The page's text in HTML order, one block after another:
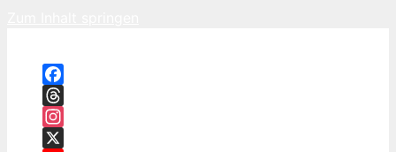
Facebook
Threads
Instagram